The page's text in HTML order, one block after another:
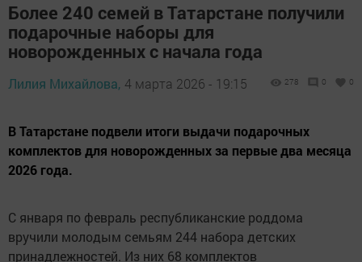
Более 240 семей в Татарстане получили
подарочные наборы для
новорожденных с начала года
Лилия Михайлова, 4 марта 2026 - 19:15 278 0 0
В Татарстане подвели итоги выдачи подарочных
комплектов для новорожденных за первые два месяца
2026 года.
С января по февраль республиканские роддома
вручили молодым семьям 244 набора детских
принадлежностей. Из них 68 комплектов